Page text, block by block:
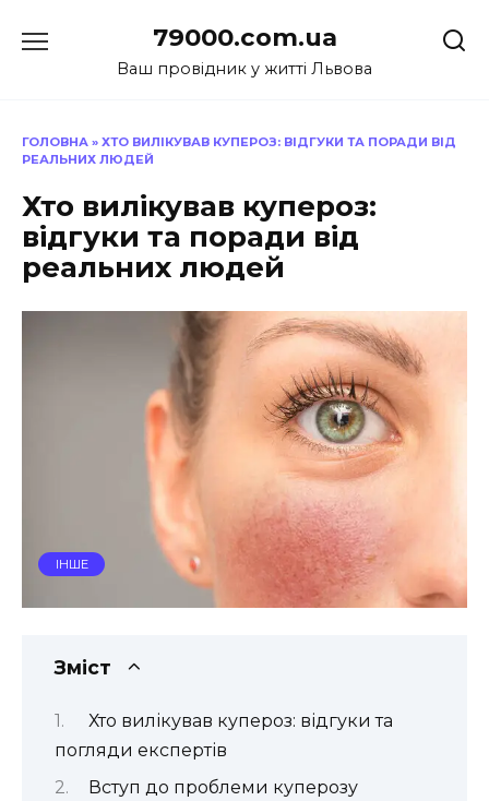
до
79000.com.ua
Ваш провідник у житті Львова
ГОЛОВНА » ХТО ВИЛІКУВАВ КУПЕРОЗ: ВІДГУКИ ТА ПОРАДИ ВІД
РЕАЛЬНИХ ЛЮДЕЙ
Хто вилікував купероз:
відгуки та поради від
реальних людей
ІНШЕ
Зміст
Хто вилікував купероз: відгуки та
погляди експертів
Вступ до проблеми куперозу